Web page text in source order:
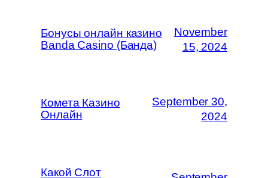
Бонусы онлайн казино
Banda Casino (Банда)
November
15, 2024
Комета Казино
Онлайн
September 30,
2024
Какой Слот